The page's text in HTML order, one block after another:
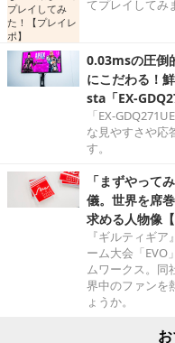
てプレイしてみ
0.03msの圧倒
にこだわる！
sta「EX-
「EX-
な見やすさや応
す。
「まずやって
儀。世界を席
求める人物像
『ギルティギ
ーム大会「EVO
ムワークス。同
界中のファンを
ょうか。